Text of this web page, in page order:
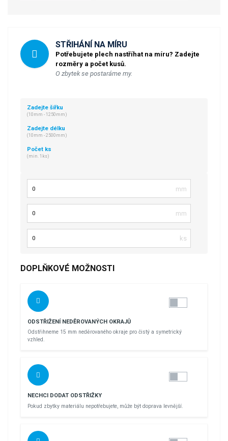
STŘIHÁNÍ NA MÍRU
Potřebujete plech nastříhat na míru? Zadejte
rozměry a počet kusů.
O zbytek se postaráme my.
Zadejte šířku
(10mm - 1250mm)
Zadejte délku
(10mm - 2500mm)
Počet ks
(min. 1ks)
DOPLŇKOVÉ MOŽNOSTI
ODSTŘIŽENÍ NEDĚROVANÝCH OKRAJŮ
Odstřihneme 15 mm neděrovaného okraje pro čistý a symetrický
vzhled.
NECHCI DODAT ODSTŘIŽKY
Pokud zbytky materiálu nepotřebujete, může být doprava levnější.